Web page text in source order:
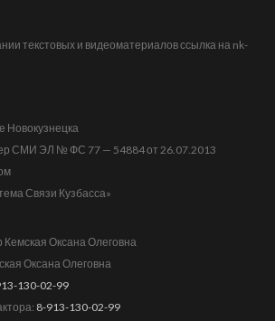
текстовых и видеоматериалов ссылка на nk-
Новокузнецка
СМИ ЭЛ № ФС 77 — 54884 от 26.07.2013
Связи Кузбасса»
Оксана Олеговна
Оксана Олеговна
130-02-99
8-913-130-02-99